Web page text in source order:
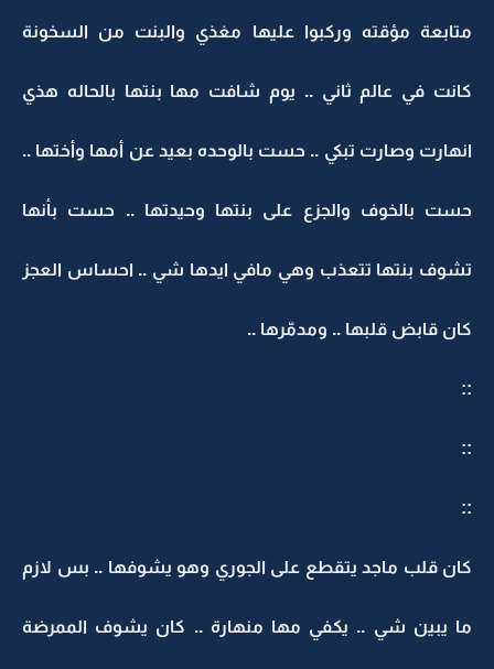
متابعة مؤقته وركبوا عليها مغذي والبنت من السخونة
كانت في عالم ثاني .. يوم شافت مها بنتها بالحاله هذي
انهارت وصارت تبكي .. حست بالوحده بعيد عن أمها وأختها ..
حست بالخوف والجزع على بنتها وحيدتها .. حست بأنها
تشوف بنتها تتعذب وهي مافي ايدها شي .. احساس العجز
كان قابض قلبها .. ومدمّرها ..
::
::
::
كان قلب ماجد يتقطع على الجوري وهو يشوفها .. بس لازم
ما يبين شي .. يكفي مها منهارة .. كان يشوف الممرضة